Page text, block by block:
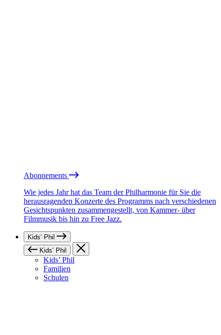
Abonnements
Wie jedes Jahr hat das Team der Philharmonie für Sie die
herausragenden Konzerte des Programms nach verschiedenen
Gesichtspunkten zusammengestellt, von Kammer- über
Filmmusik bis hin zu Free Jazz.
Kids’ Phil
Kids’ Phil
Kids’ Phil
Familien
Schulen